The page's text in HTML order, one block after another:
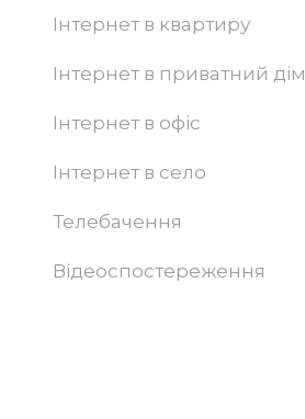
Інтернет в квартиру
Інтернет в приватний дім
Інтернет в офіс
Інтернет в село
Телебачення
Відеоспостереження